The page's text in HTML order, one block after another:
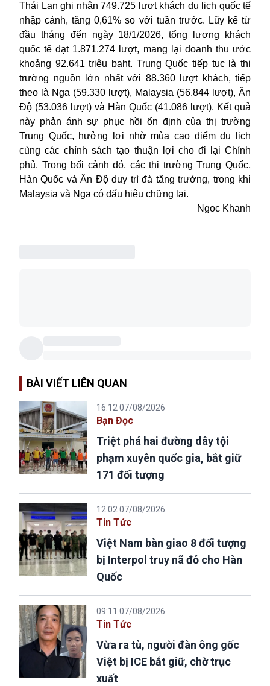
Thái Lan ghi nhận 749.725 lượt khách du lịch quốc tế
nhập cảnh, tăng 0,61% so với tuần trước. Lũy kế từ
đầu tháng đến ngày 18/1/2026, tổng lượng khách
quốc tế đạt 1.871.274 lượt, mang lại doanh thu ước
khoảng 92.641 triệu baht. Trung Quốc tiếp tục là thị
trường nguồn lớn nhất với 88.360 lượt khách, tiếp
theo là Nga (59.330 lượt), Malaysia (56.844 lượt), Ấn
Độ (53.036 lượt) và Hàn Quốc (41.086 lượt). Kết quả
này phản ánh sự phục hồi ổn định của thị trường
Trung Quốc, hưởng lợi nhờ mùa cao điểm du lịch
cùng các chính sách tạo thuận lợi cho đi lại Chính
phủ. Trong bối cảnh đó, các thị trường Trung Quốc,
Hàn Quốc và Ấn Độ duy trì đà tăng trưởng, trong khi
Malaysia và Nga có dấu hiệu chững lại.
Ngoc Khanh
BÀI VIẾT LIÊN QUAN
16:12 07/08/2026
Bạn Đọc
Triệt phá hai đường dây tội
phạm xuyên quốc gia, bắt giữ
171 đối tượng
12:02 07/08/2026
Tin Tức
Việt Nam bàn giao 8 đối tượng
bị Interpol truy nã đỏ cho Hàn
Quốc
09:11 07/08/2026
Tin Tức
Vừa ra tù, người đàn ông gốc
Việt bị ICE bắt giữ, chờ trục
xuất